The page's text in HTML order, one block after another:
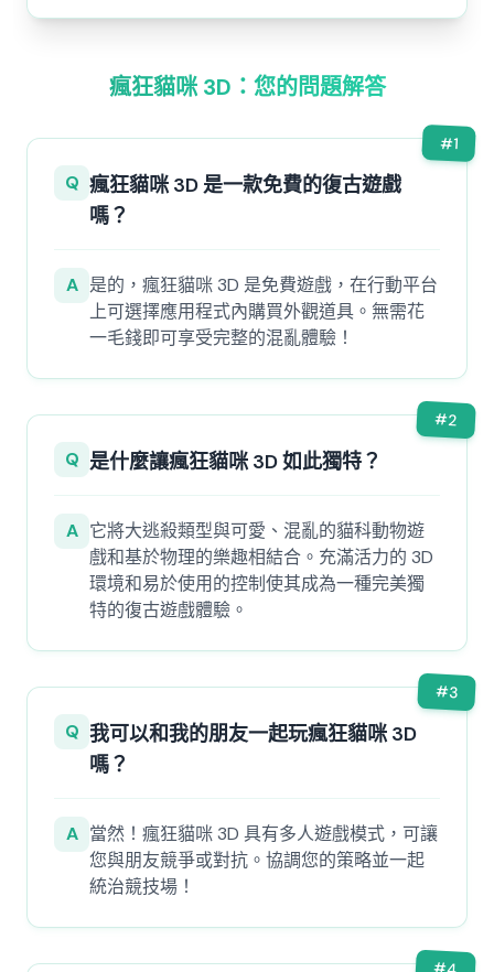
瘋狂貓咪 3D：您的問題解答
#1
Q 瘋狂貓咪 3D 是一款免費的復古遊戲
嗎？
A 是的，瘋狂貓咪 3D 是免費遊戲，在行動平台
上可選擇應用程式內購買外觀道具。無需花
一毛錢即可享受完整的混亂體驗！
#2
Q 是什麼讓瘋狂貓咪 3D 如此獨特？
A 它將大逃殺類型與可愛、混亂的貓科動物遊
戲和基於物理的樂趣相結合。充滿活力的 3D
環境和易於使用的控制使其成為一種完美獨
特的復古遊戲體驗。
#3
Q 我可以和我的朋友一起玩瘋狂貓咪 3D
嗎？
A 當然！瘋狂貓咪 3D 具有多人遊戲模式，可讓
您與朋友競爭或對抗。協調您的策略並一起
統治競技場！